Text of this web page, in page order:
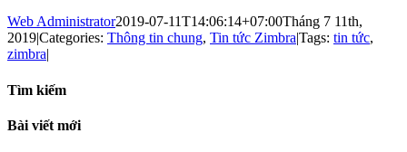
Web Administrator2019-07-11T14:06:14+07:00Tháng 7 11th,
2019|Categories: Thông tin chung, Tin tức Zimbra|Tags: tin tức,
zimbra|
Tìm kiếm
Bài viết mới